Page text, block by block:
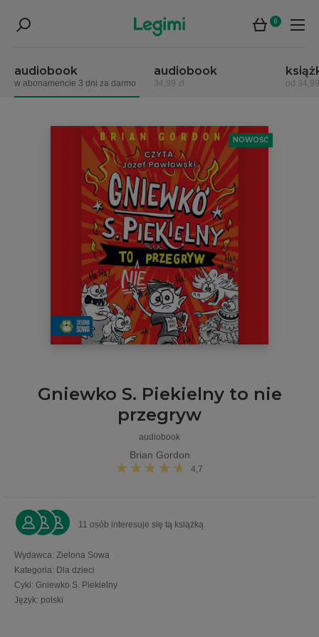
0
audiobook
w abonamencie 3 dni za darmo
audiobook
34,99 zł od
NOWOŚĆ
Gniewko S. Piekielny to nie
przegryw
audiobook
Brian Gordon
4,7
11 osób interesuje się tą książką
Wydawca: Zielona Sowa
Kategoria: Dla dzieci
Cykl: Gniewko S. Piekielny
Język: polski